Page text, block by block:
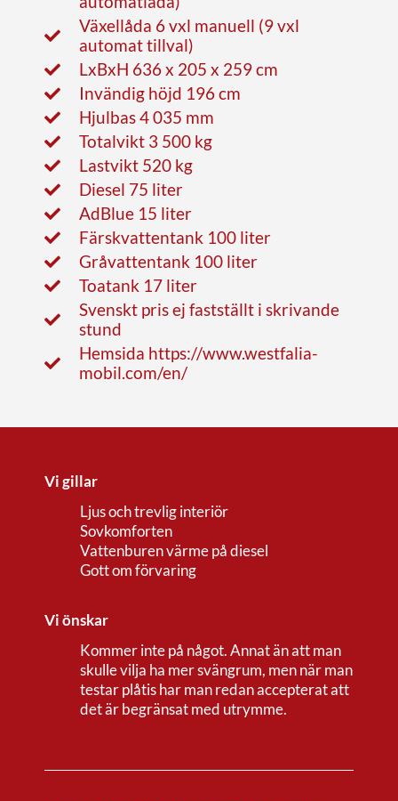
Växellåda 6 vxl manuell (9 vxl
automat tillval)
LxBxH 636 x 205 x 259 cm
Invändig höjd 196 cm
Hjulbas 4 035 mm
Totalvikt 3 500 kg
Lastvikt 520 kg
Diesel 75 liter
AdBlue 15 liter
Färskvattentank 100 liter
Gråvattentank 100 liter
Toatank 17 liter
Svenskt pris ej fastställt i skrivande
stund
Hemsida https://www.westfalia-
mobil.com/en/
Vi gillar
Ljus och trevlig interiör
Sovkomforten
Vattenburen värme på diesel
Gott om förvaring
Vi önskar
Kommer inte på något. Annat än att man
skulle vilja ha mer svängrum, men när man
testar plåtis har man redan accepterat att
det är begränsat med utrymme.